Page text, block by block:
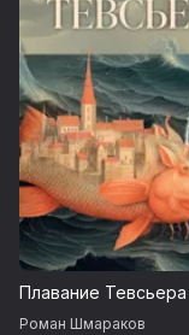
Плавание Тевсьера
Роман Шмараков